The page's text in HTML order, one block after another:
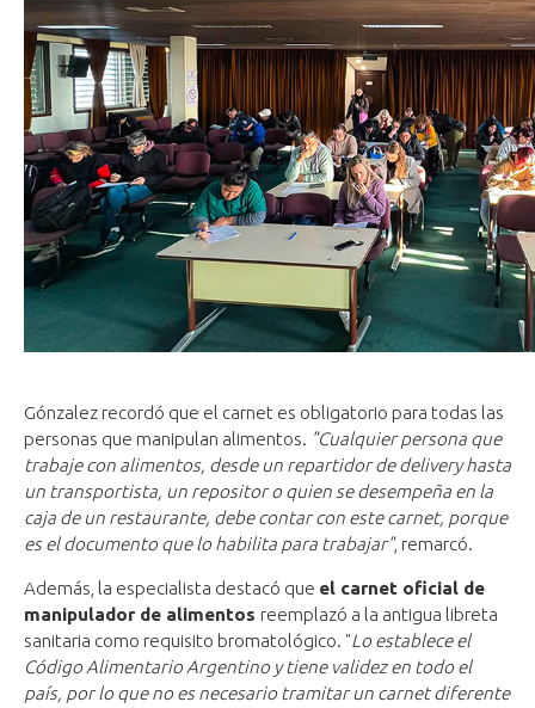
Gónzalez recordó que el carnet es obligatorio para todas las
personas que manipulan alimentos. "Cualquier persona que
trabaje con alimentos, desde un repartidor de delivery hasta
un transportista, un repositor o quien se desempeña en la
caja de un restaurante, debe contar con este carnet, porque
es el documento que lo habilita para trabajar", remarcó.
Además, la especialista destacó que el carnet oficial de
manipulador de alimentos reemplazó a la antigua libreta
sanitaria como requisito bromatológico. "Lo establece el
Código Alimentario Argentino y tiene validez en todo el
país, por lo que no es necesario tramitar un carnet diferente